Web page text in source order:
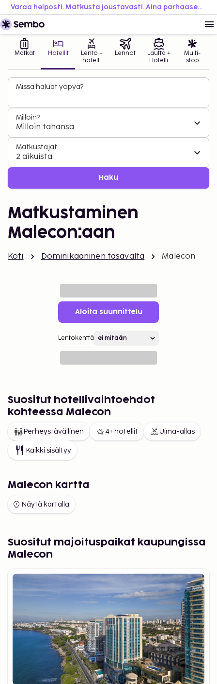
Varaa helposti. Matkusta joustavasti. Aina parhaaseen hintaan.
Matkat Hotellit
Lento +
hotelli
Lennot
Lautta +
Hotelli
Multi-
stop
Missä haluat yöpyä?
Milloin?
Milloin tahansa
Matkustajat
2 aikuista
Haku
Matkustaminen
Malecon:aan
Koti Dominikaaninen tasavalta Malecon
Aloita suunnittelu
Lentokenttä
Suositut hotellivaihtoehdot
kohteessa Malecon
Perheystävällinen 4+ hotellit Uima-allas
Kaikki sisältyy
Malecon kartta
Näytä kartalla
Suositut majoituspaikat kaupungissa
Malecon